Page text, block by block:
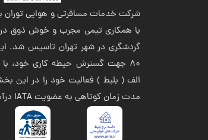
با همکاری تیمی مجرب و خوش ذوق در
گردشگری در شهر تهران تاسیس شد.
80 جهت گسترش حیطه کاری خود،
الف ( بلیط ) فعالیت خود را در این
مدت زمان کوتاهی به عضویت IATA درآمده است.